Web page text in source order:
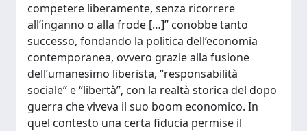
competere liberamente, senza ricorrere
all’inganno o alla frode […]” conobbe tanto
successo, fondando la politica dell’economia
contemporanea, ovvero grazie alla fusione
dell’umanesimo liberista, “responsabilità
sociale” e “libertà”, con la realtà storica del dopo
guerra che viveva il suo boom economico. In
quel contesto una certa fiducia permise il